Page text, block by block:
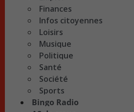
Finances
Infos citoyennes
Loisirs
Musique
Politique
Santé
Société
Sports
Bingo Radio